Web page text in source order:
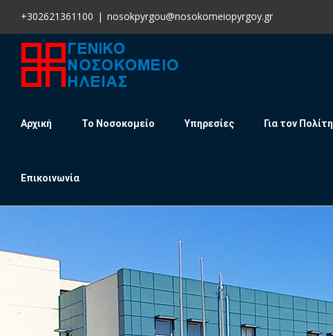
content
+302621361100 | nosokpyrgou@nosokomeiopyrgoy.gr
Αρχική Το Νοσοκομείο Υπηρεσίες Για τον Πολίτη
Επικοινωνία